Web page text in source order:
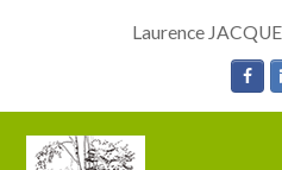
Laurence